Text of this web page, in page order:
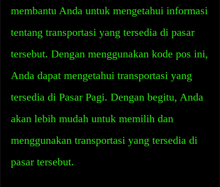
membantu Anda untuk mengetahui informasi
tentang transportasi yang tersedia di pasar
tersebut. Dengan menggunakan kode pos ini,
Anda dapat mengetahui transportasi yang
tersedia di Pasar Pagi. Dengan begitu, Anda
akan lebih mudah untuk memilih dan
menggunakan transportasi yang tersedia di
pasar tersebut.